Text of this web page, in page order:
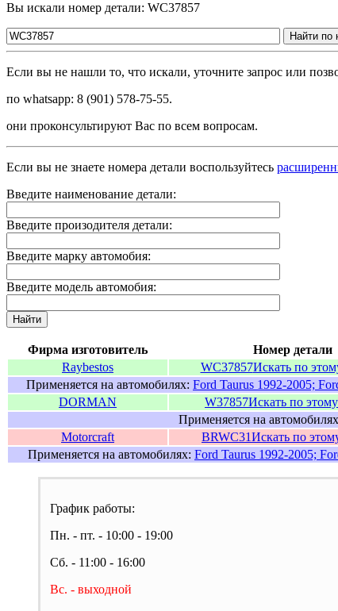
Вы искали номер детали: WC37857
Найти по
Если вы не нашли то, что искали, уточните запрос или
по whatsapp: 8 (901) 578-75-55.
они проконсультируют Вас по всем вопросам.
Если вы не знаете номера детали воспользуйтесь
Введите наименование детали:
Введите произодителя детали:
Введите марку автомобия:
Введите модель автомобия:
Найти
Фирма изготовитель Номер детали
Raybestos
WC37857Искать по
Применяется на автомобилях: Ford Taurus 1992-2005;
DORMAN
W37857Искать по
Применяется на
Motorcraft
BRWC31Искать по
Применяется на автомобилях: Ford Taurus 1992-2005;
График работы:
Пн. - пт. - 10:00 - 19:00
Сб. - 11:00 - 16:00
Вс. - выходной